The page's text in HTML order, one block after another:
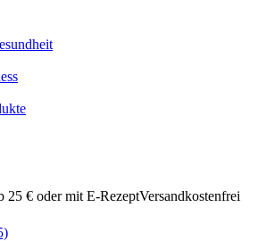
25 € oder mit E-RezeptVersandkostenfrei